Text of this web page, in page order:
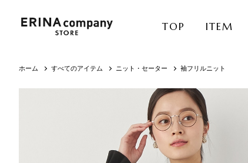
TOP ITEM
ホーム すべてのアイテム ニット・セーター 袖フリルニット